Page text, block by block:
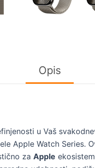
Opis
u Vaš
Apple Watch Series.
za Apple